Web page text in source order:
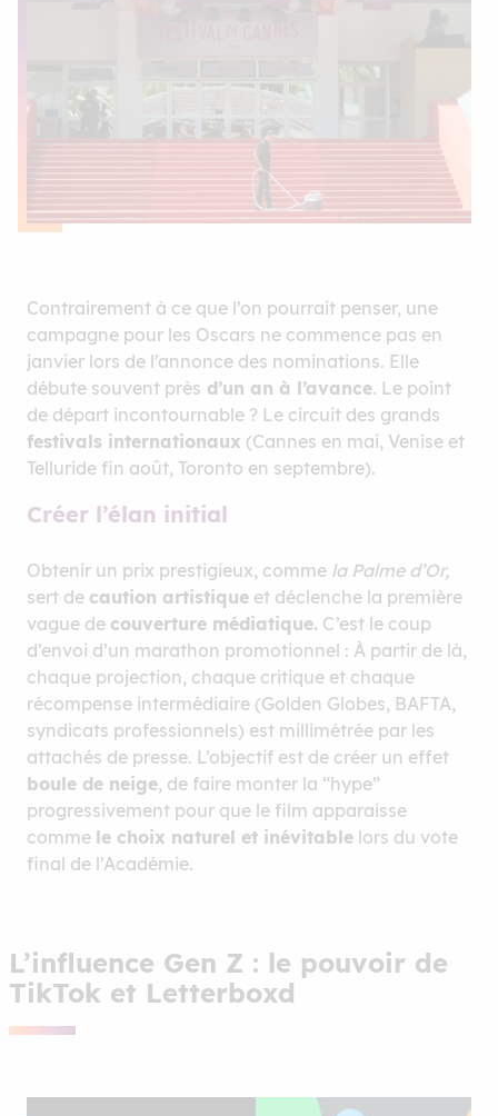
Contrairement à ce que l’on pourrait penser, une
campagne pour les Oscars ne commence pas en
janvier lors de l’annonce des nominations. Elle
débute souvent près d’un an à l’avance. Le point
de départ incontournable ? Le circuit des grands
festivals internationaux (Cannes en mai, Venise et
Telluride fin août, Toronto en septembre).
Créer l’élan initial
Obtenir un prix prestigieux, comme la Palme d’Or,
sert de caution artistique et déclenche la première
vague de couverture médiatique. C’est le coup
d’envoi d’un marathon promotionnel : À partir de là,
chaque projection, chaque critique et chaque
récompense intermédiaire (Golden Globes, BAFTA,
syndicats professionnels) est millimétrée par les
attachés de presse. L’objectif est de créer un effet
boule de neige, de faire monter la “hype”
progressivement pour que le film apparaisse
comme le choix naturel et inévitable lors du vote
final de l’Académie.
L’influence Gen Z : le pouvoir de
TikTok et Letterboxd